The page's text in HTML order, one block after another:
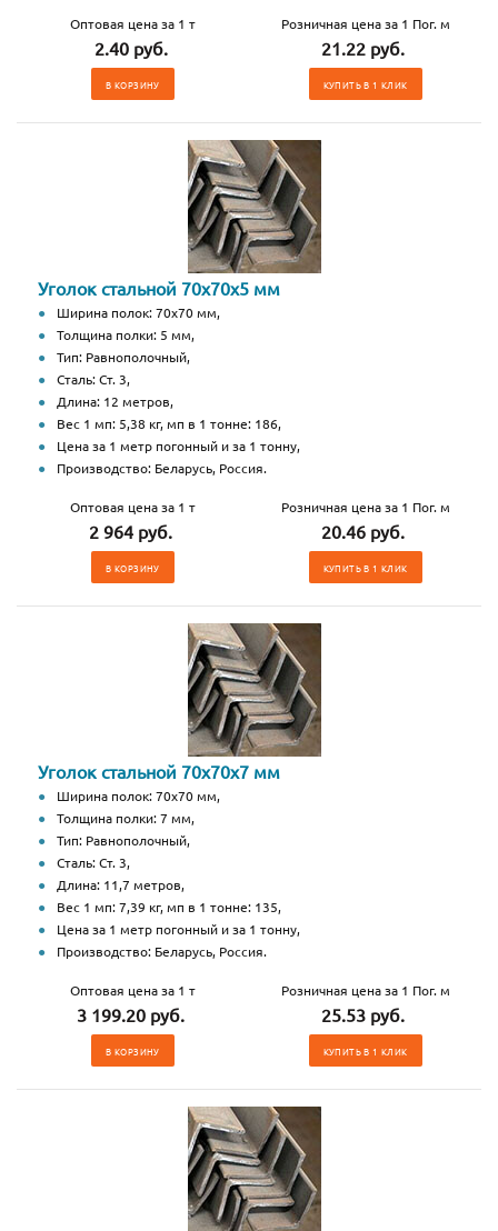
Оптовая цена за 1 т
2.40 руб.
В КОРЗИНУ
Розничная цена за 1 Пог. м
21.22 руб.
КУПИТЬ В 1 КЛИК
Уголок стальной 70х70х5 мм
Ширина полок: 70х70 мм,
Толщина полки: 5 мм,
Тип: Равнополочный,
Сталь: Ст. 3,
Длина: 12 метров,
Вес 1 мп: 5,38 кг, мп в 1 тонне: 186,
Цена за 1 метр погонный и за 1 тонну,
Производство: Беларусь, Россия.
Оптовая цена за 1 т
2 964 руб.
В КОРЗИНУ
Розничная цена за 1 Пог. м
20.46 руб.
КУПИТЬ В 1 КЛИК
Уголок стальной 70х70х7 мм
Ширина полок: 70х70 мм,
Толщина полки: 7 мм,
Тип: Равнополочный,
Сталь: Ст. 3,
Длина: 11,7 метров,
Вес 1 мп: 7,39 кг, мп в 1 тонне: 135,
Цена за 1 метр погонный и за 1 тонну,
Производство: Беларусь, Россия.
Оптовая цена за 1 т
3 199.20 руб.
В КОРЗИНУ
Розничная цена за 1 Пог. м
25.53 руб.
КУПИТЬ В 1 КЛИК